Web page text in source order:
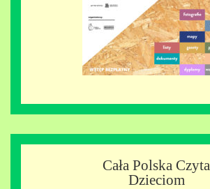
Cała Polska Czyta
Dzieciom